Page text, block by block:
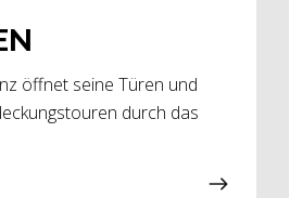
öffnet seine Türen und
durch das